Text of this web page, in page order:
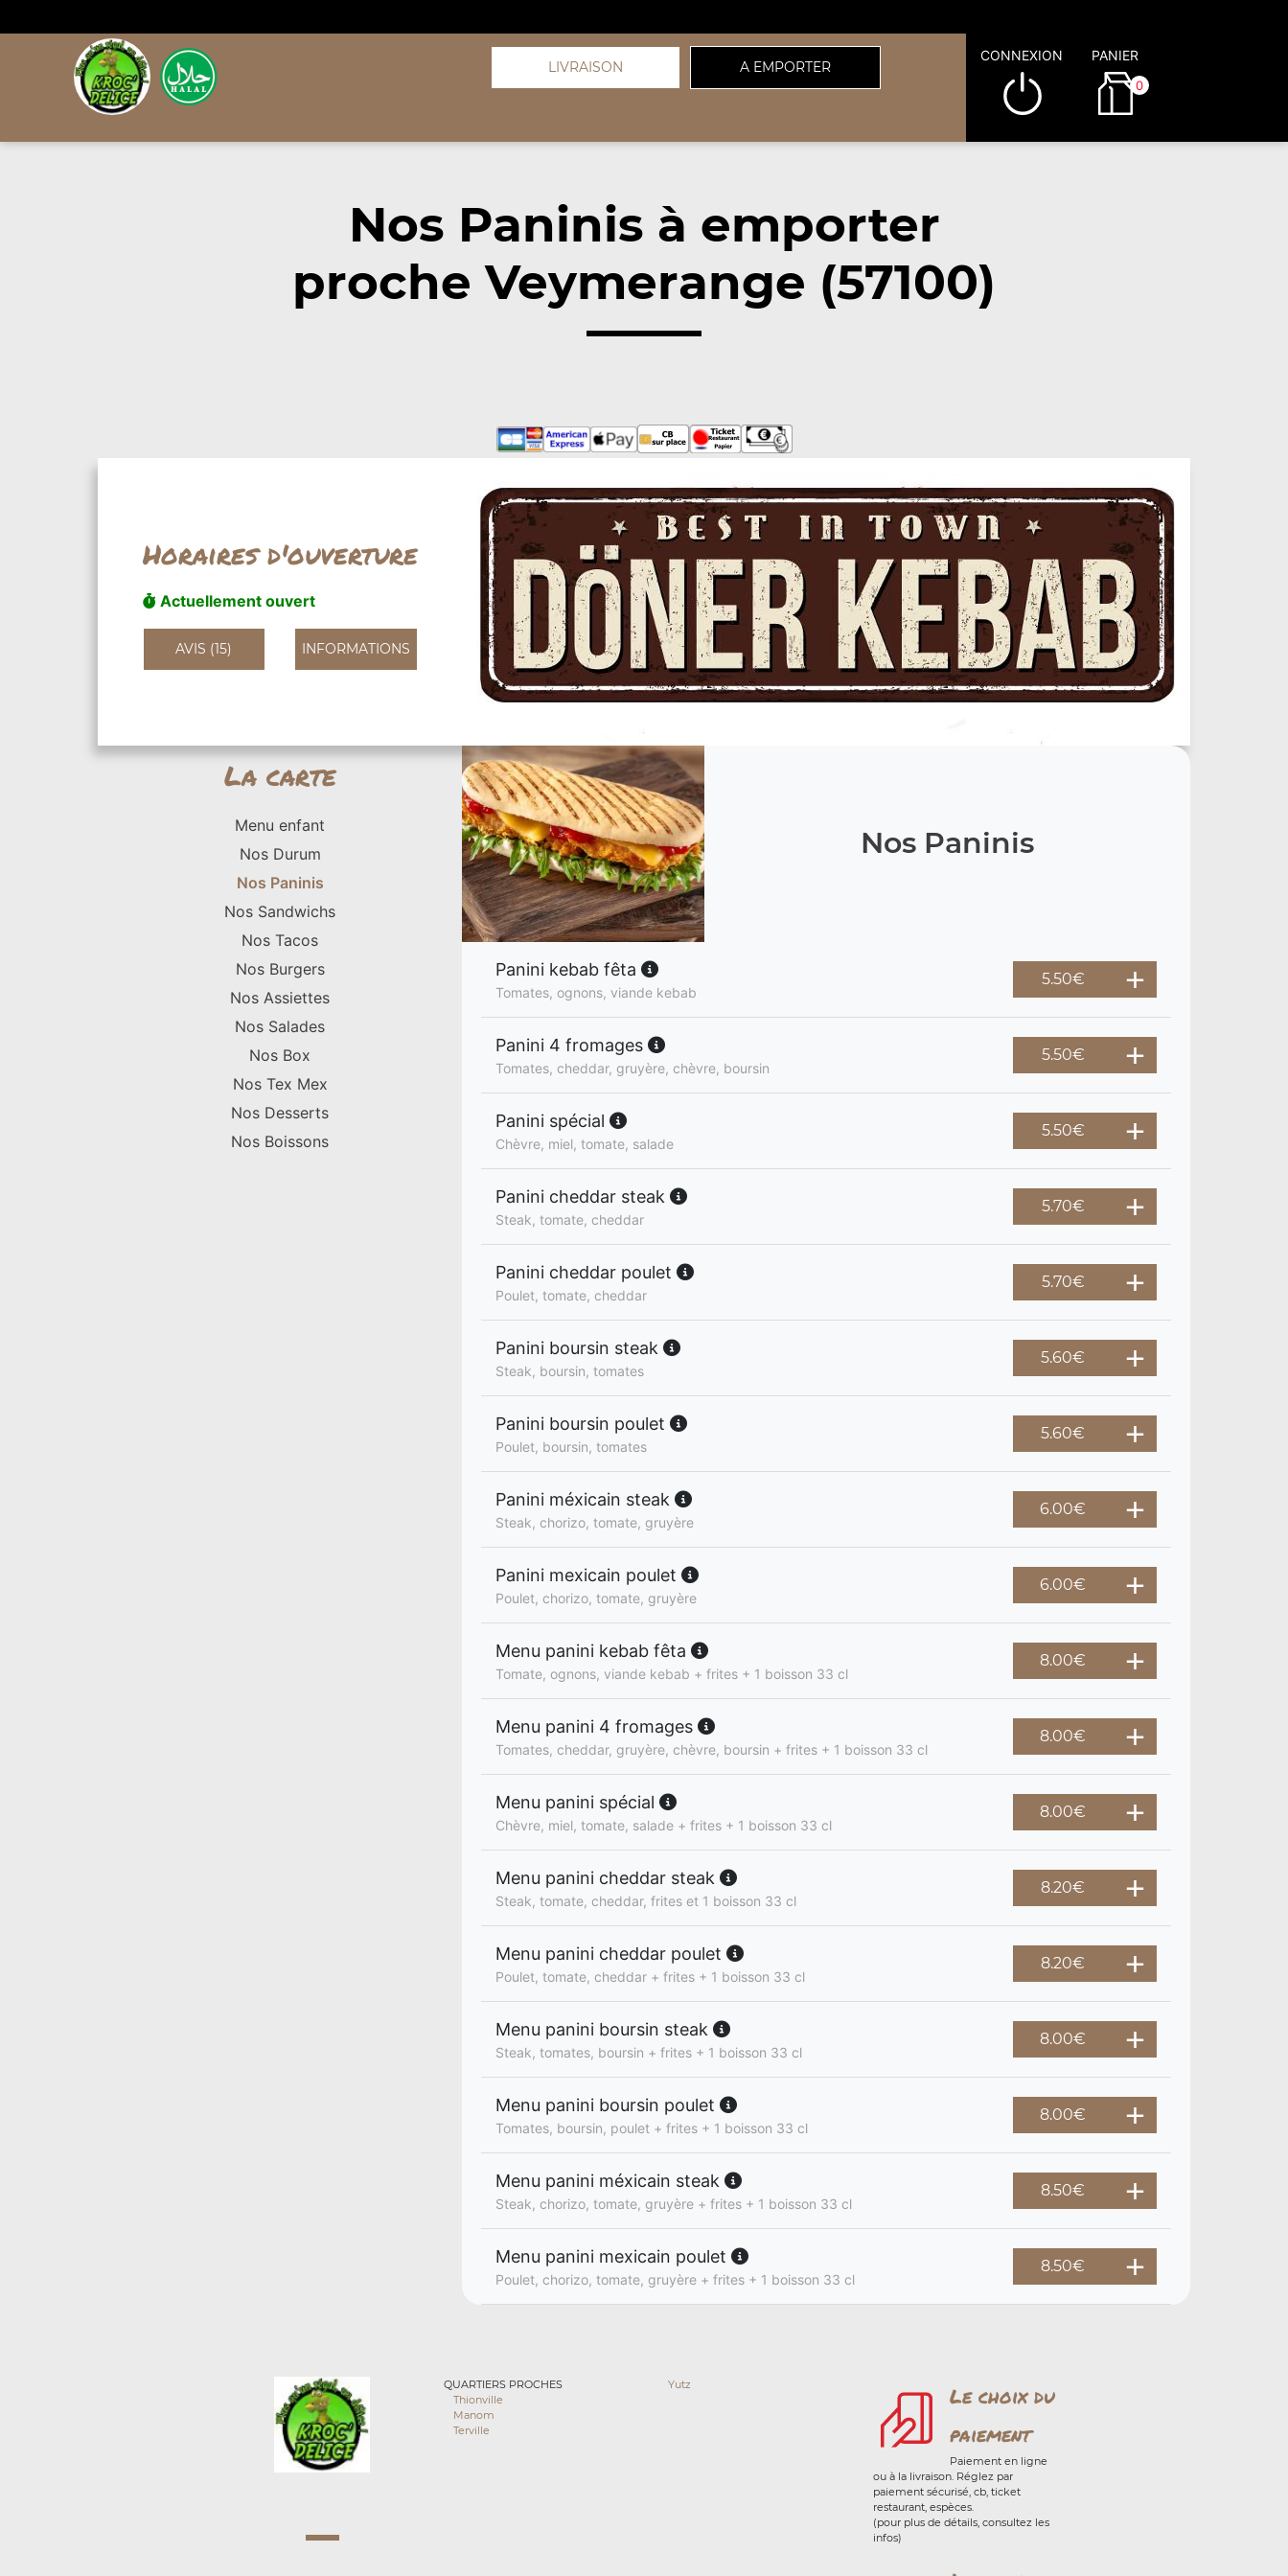
LIVRAISON A EMPORTER
CONNEXION PANIER
0
Nos Paninis à emporter
proche Veymerange (57100)
Horaires d'ouverture
Actuellement ouvert
AVIS (15) INFORMATIONS
La carte
Menu enfant
Nos Durum
Nos Paninis
Nos Sandwichs
Nos Tacos
Nos Burgers
Nos Assiettes
Nos Salades
Nos Box
Nos Tex Mex
Nos Desserts
Nos Boissons
Nos Paninis
Panini kebab fêta
Tomates, ognons, viande kebab
5.50€
Panini 4 fromages
Tomates, cheddar, gruyère, chèvre, boursin
5.50€
Panini spécial
Chèvre, miel, tomate, salade
5.50€
Panini cheddar steak
Steak, tomate, cheddar
5.70€
Panini cheddar poulet
Poulet, tomate, cheddar
5.70€
Panini boursin steak
Steak, boursin, tomates
5.60€
Panini boursin poulet
Poulet, boursin, tomates
5.60€
Panini méxicain steak
Steak, chorizo, tomate, gruyère
6.00€
Panini mexicain poulet
Poulet, chorizo, tomate, gruyère
6.00€
Menu panini kebab fêta
Tomate, ognons, viande kebab + frites + 1 boisson 33 cl
8.00€
Menu panini 4 fromages
Tomates, cheddar, gruyère, chèvre, boursin + frites + 1 boisson 33 cl
8.00€
Menu panini spécial
Chèvre, miel, tomate, salade + frites + 1 boisson 33 cl
8.00€
Menu panini cheddar steak
Steak, tomate, cheddar, frites et 1 boisson 33 cl
8.20€
Menu panini cheddar poulet
Poulet, tomate, cheddar + frites + 1 boisson 33 cl
8.20€
Menu panini boursin steak
Steak, tomates, boursin + frites + 1 boisson 33 cl
8.00€
Menu panini boursin poulet
Tomates, boursin, poulet + frites + 1 boisson 33 cl
8.00€
Menu panini méxicain steak
Steak, chorizo, tomate, gruyère + frites + 1 boisson 33 cl
8.50€
Menu panini mexicain poulet
Poulet, chorizo, tomate, gruyère + frites + 1 boisson 33 cl
8.50€
QUARTIERS PROCHES
Thionville
Manom
Terville
Yutz
Le choix du
paiement
Paiement en ligne
ou à la livraison. Réglez par
paiement sécurisé, cb, ticket
restaurant, espèces.
(pour plus de détails, consultez les
infos)